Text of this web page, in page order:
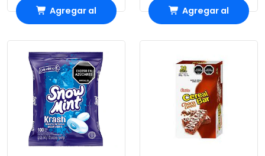
Agregar al Agregar al